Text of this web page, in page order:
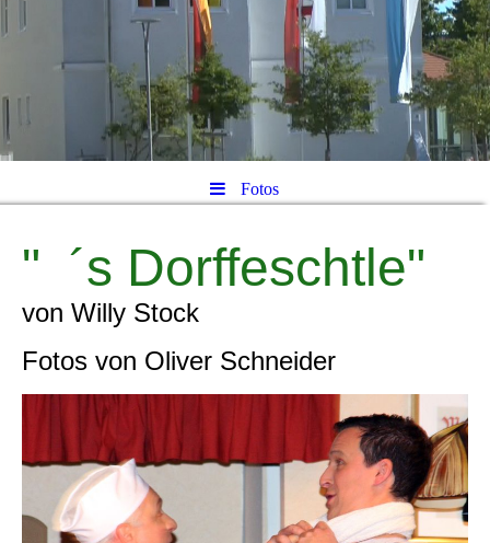
Fotos
" ´s Dorffeschtle"
von Willy Stock
Fotos von Oliver Schneider